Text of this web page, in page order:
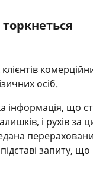
осіб.
інформація, що
і рухів
запиту,